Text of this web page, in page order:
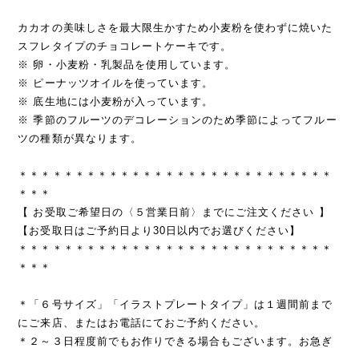
カカオの美味しさを最大限生かすため小麦粉を使わずに焼いた
スフレタイプのチョコレートケーキです。
※ 卵・小麦粉・乳製品を使用しています。
※ ピーナッツオイルを使っています。
※ 底生地には小麦粉が入っています。
※ 季節のフルーツのデコレーションのため季節によってフルー
ツの種類が異なります。
＊＊＊＊＊＊＊＊＊＊＊＊＊＊＊＊＊＊＊＊＊＊＊＊＊＊＊＊
＊＊＊
【 お受取ご希望日の〈５営業日前〉までにご注文ください 】
【お受取日はご予約日より30日以内でお選びください】
＊＊＊＊＊＊＊＊＊＊＊＊＊＊＊＊＊＊＊＊＊＊＊＊＊＊＊＊
＊＊＊
＊「６号サイズ」「イラストプレートタイプ」は１週間前まで
にご来店、またはお電話にておご予約ください。
＊２～３日程度前でもお作りできる場合もございます。お急ぎ